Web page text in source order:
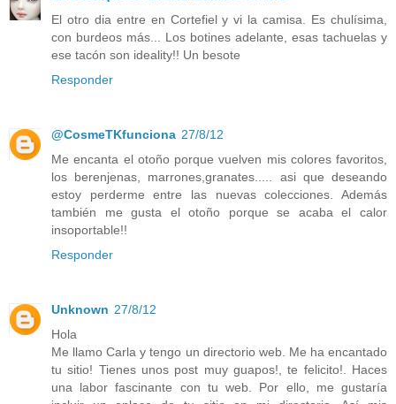
El otro dia entre en Cortefiel y vi la camisa. Es chulísima,
con burdeos más... Los botines adelante, esas tachuelas y
ese tacón son ideality!! Un besote
Responder
@CosmeTKfunciona 27/8/12
Me encanta el otoño porque vuelven mis colores favoritos,
los berenjenas, marrones,granates..... asi que deseando
estoy perderme entre las nuevas colecciones. Además
también me gusta el otoño porque se acaba el calor
insoportable!!
Responder
Unknown 27/8/12
Hola
Me llamo Carla y tengo un directorio web. Me ha encantado
tu sitio! Tienes unos post muy guapos!, te felicito!. Haces
una labor fascinante con tu web. Por ello, me gustaría